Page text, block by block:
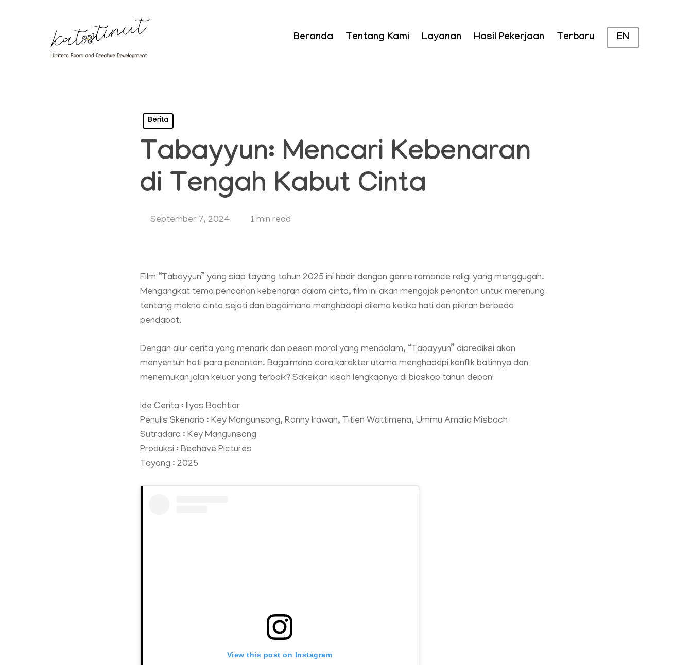
Beranda Tentang Kami Layanan Hasil Pekerjaan Terbaru EN
Berita
Tabayyun: Mencari Kebenaran
di Tengah Kabut Cinta
September 7, 2024 1 min read
Film “Tabayyun” yang siap tayang tahun 2025 ini hadir dengan genre romance religi yang menggugah.
Mengangkat tema pencarian kebenaran dalam cinta, film ini akan mengajak penonton untuk merenung
tentang makna cinta sejati dan bagaimana menghadapi dilema ketika hati dan pikiran berbeda
pendapat.
Dengan alur cerita yang menarik dan pesan moral yang mendalam, “Tabayyun” diprediksi akan
menyentuh hati para penonton. Bagaimana cara karakter utama menghadapi konflik batinnya dan
menemukan jalan keluar yang terbaik? Saksikan kisah lengkapnya di bioskop tahun depan!
Ide Cerita : Ilyas Bachtiar
Penulis Skenario : Key Mangunsong, Ronny Irawan, Titien Wattimena, Ummu Amalia Misbach
Sutradara : Key Mangunsong
Produksi : Beehave Pictures
Tayang : 2025
View this post on Instagram